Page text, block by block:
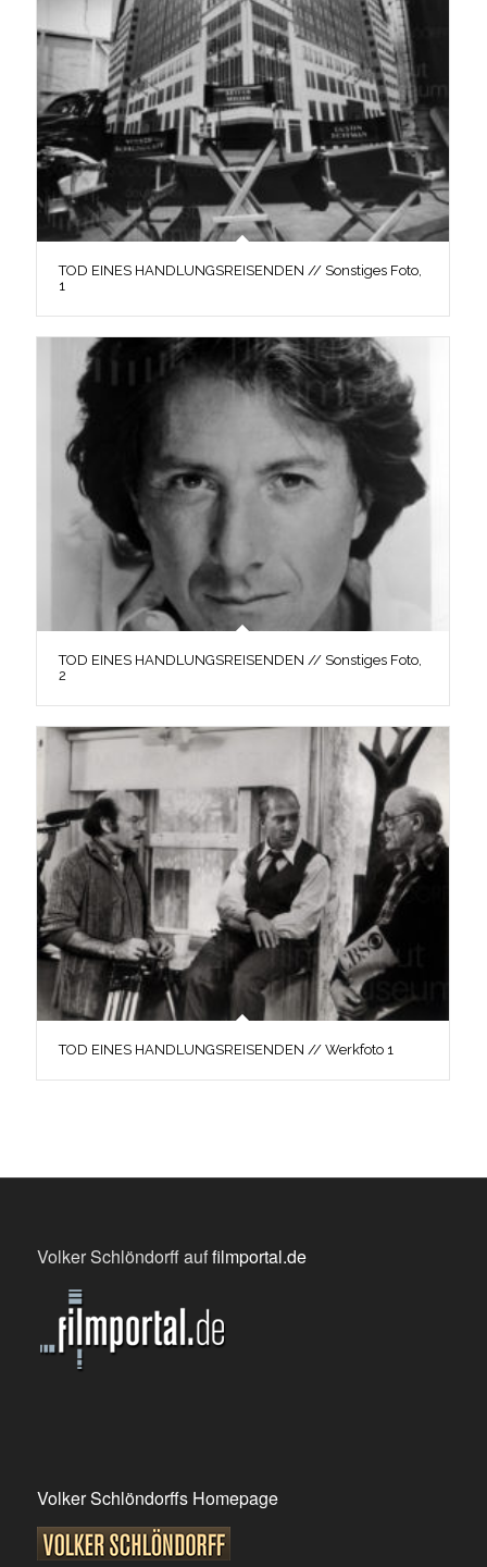
TOD EINES HANDLUNGSREISENDEN // Sonstiges Foto,
1
TOD EINES HANDLUNGSREISENDEN // Sonstiges Foto,
2
TOD EINES HANDLUNGSREISENDEN // Werkfoto 1
Volker Schlöndorff auffilmportal.de
Volker Schlöndorffs Homepage